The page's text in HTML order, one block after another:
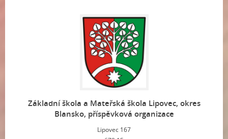
Základní škola a Mateřská škola Lipovec, okres
Blansko, příspěvková organizace
Lipovec 167